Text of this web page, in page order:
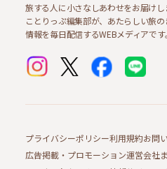
旅する人に小さなしあわせをお届けし
ことりっぷ編集部が、あたらしい旅
情報を毎日配信するWEBメディアです。
プライバシーポリシー利用規約お問
広告掲載・プロモーション運営会社